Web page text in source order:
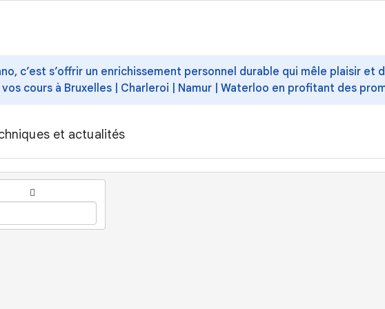
c’est s’offrir un enrichissement personnel durable qui mêle plaisir
cours à Bruxelles | Charleroi | Namur | Waterloo en profitant des
et actualités